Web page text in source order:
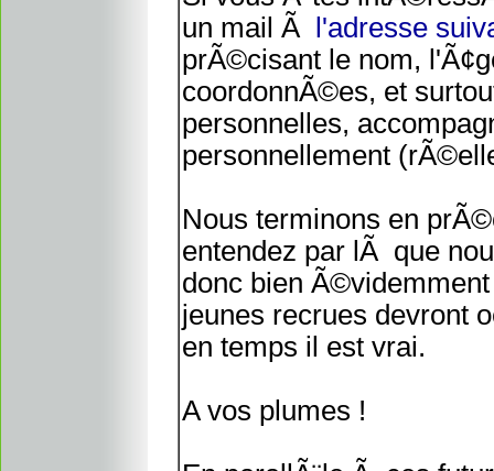
un mail Ã
l'adresse
prÃ©cisant le nom,
coordonnÃ©es, et
personnelles,
personnellement
Nous terminons en
entendez par lÃ que
donc bien
jeunes recrues devront
en temps il est vrai.
A vos plumes !